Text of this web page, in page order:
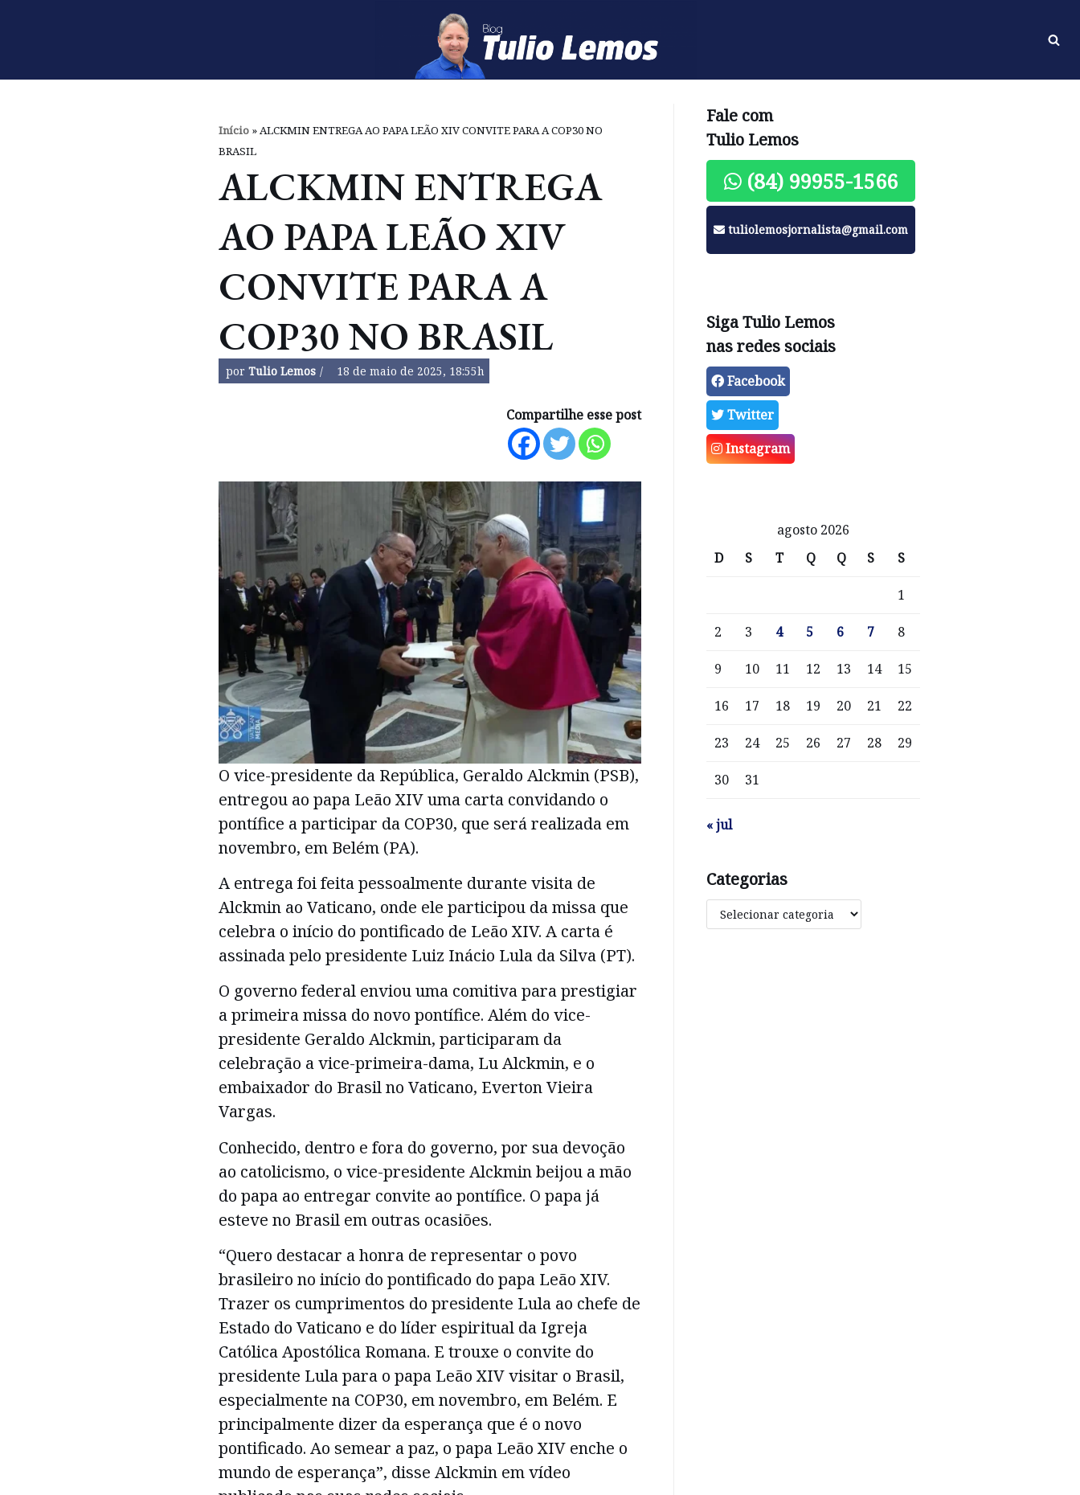
o
Início »ALCKMIN ENTREGA AO PAPA LEÃO XIV CONVITE PARA A COP30 NO
BRASIL
ALCKMIN ENTREGA
AO PAPA LEÃO XIV
CONVITE PARA A
COP30 NO BRASIL
por Tulio Lemos 18 de maio de 2025, 18:55h
Compartilhe esse post
O vice-presidente da República, Geraldo Alckmin (PSB),
entregou ao papa Leão XIV uma carta convidando o
pontífice a participar da COP30, que será realizada em
novembro, em Belém (PA).
A entrega foi feita pessoalmente durante visita de
Alckmin ao Vaticano, onde ele participou da missa que
celebra o início do pontificado de Leão XIV. A carta é
assinada pelo presidente Luiz Inácio Lula da Silva (PT).
O governo federal enviou uma comitiva para prestigiar
a primeira missa do novo pontífice. Além do vice-
presidente Geraldo Alckmin, participaram da
celebração a vice-primeira-dama, Lu Alckmin, e o
embaixador do Brasil no Vaticano, Everton Vieira
Vargas.
Conhecido, dentro e fora do governo, por sua devoção
ao catolicismo, o vice-presidente Alckmin beijou a mão
do papa ao entregar convite ao pontífice. O papa já
esteve no Brasil em outras ocasiões.
“Quero destacar a honra de representar o povo
brasileiro no início do pontificado do papa Leão XIV.
Trazer os cumprimentos do presidente Lula ao chefe de
Estado do Vaticano e do líder espiritual da Igreja
Católica Apostólica Romana. E trouxe o convite do
presidente Lula para o papa Leão XIV visitar o Brasil,
especialmente na COP30, em novembro, em Belém. E
principalmente dizer da esperança que é o novo
pontificado. Ao semear a paz, o papa Leão XIV enche o
mundo de esperança”, disse Alckmin em vídeo
Fale com
Tulio Lemos
(84) 99955-1566
tuliolemosjornalista@gmail.com
Siga Tulio Lemos
nas redes sociais
Facebook
Twitter
Instagram
agosto 2026
D
S T Q Q S S
1
2 3 4 5 6 7 8
9 10 11 12 13 14 15
16 17 18 19 20 21 22
23 24 25 26 27 28 29
30 31
« jul
Categorias